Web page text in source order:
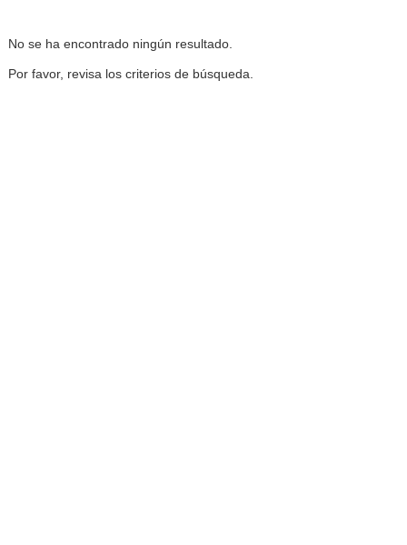
No se ha encontrado ningún resultado.
Por favor, revisa los criterios de búsqueda.